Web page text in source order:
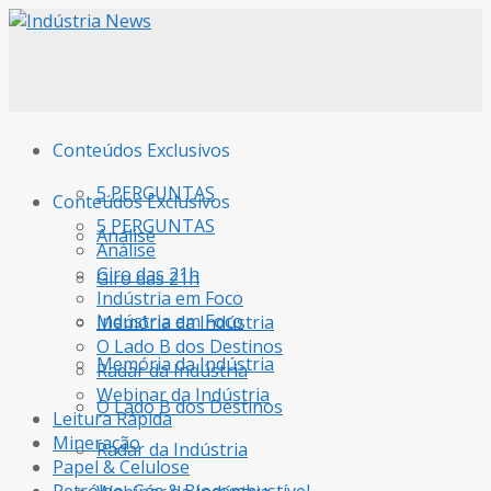
Conteúdos Exclusivos
5 PERGUNTAS
Análise
Giro das 21h
Indústria em Foco
Memória da Indústria
O Lado B dos Destinos
Radar da Indústria
Conteúdos Exclusivos
5 PERGUNTAS
Análise
Giro das 21h
Indústria em Foco
Memória da Indústria
O Lado B dos Destinos
Radar da Indústria
Webinar da Indústria
Leitura Rápida
Mineração
Papel & Celulose